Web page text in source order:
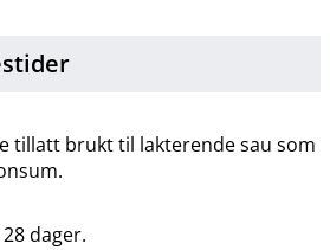
tillatt brukt til lakterende sau som
28 dager.